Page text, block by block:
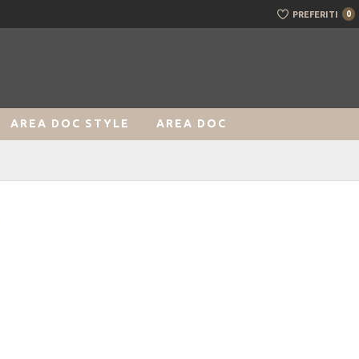
PREFERITI 0
AREA DOC STYLE AREA DOC